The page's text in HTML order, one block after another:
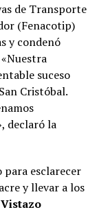
de Transporte
(Fenacotip)
y condenó
suceso
Cristóbal.
declaró la
esclarecer
y llevar a los